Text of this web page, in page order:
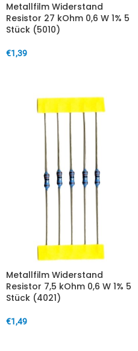
Metallfilm Widerstand
Resistor 27 kOhm 0,6 W 1% 5
Stück (5010)
€1,39
Metallfilm Widerstand
Resistor 7,5 kOhm 0,6 W 1% 5
Stück (4021)
€1,49